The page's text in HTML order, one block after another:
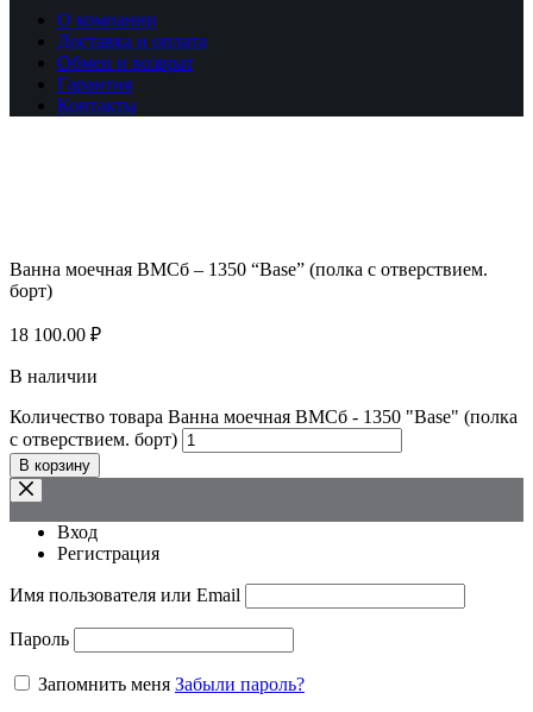
О компании
Доставка и оплата
Обмен и возврат
Гарантия
Контакты
Ванна моечная ВМСб – 1350 “Base” (полка с отверствием.
борт)
18 100.00 ₽
В наличии
Количество товара Ванна моечная ВМСб - 1350 "Base" (полка
с отверствием. борт)
В корзину
Вход
Регистрация
Имя пользователя или Email
Пароль
Запомнить меня Забыли пароль?